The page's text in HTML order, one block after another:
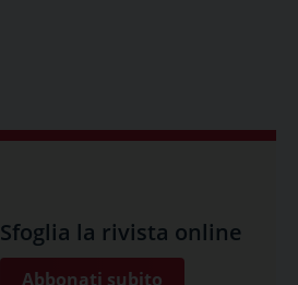
Sfoglia la rivista online
Abbonati subito